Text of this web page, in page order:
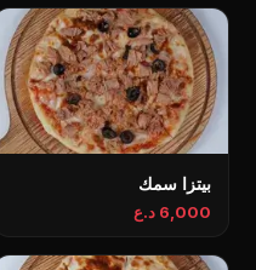
بيتزا سمك
6,000 د.ع